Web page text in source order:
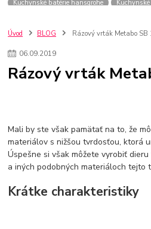
Kuchynské batérie hansgrohe
kuchynské batérie sagittarius
kuchynské
kuchynské drezy sety
kúpelňové batérie
vodovodné batérie do
Umývadlá
Rohové umývadlá
Zlaté
Zápustné umývadlá
sprchový záves
čierna kúpelňová batéria
vaňa retro
retro kúpeľne
Nákup tovaru pre firmy bez
Ako znížiť náklady
Ako znížiť náklady na
Úvod BLOG Rázový vrták Metabo SB
06.09.2019
Rázový vrták
Mali by ste však pamätať na to, že
materiálov s nižšou tvrdosťou, ktorá
Úspešne si však môžete vyrobiť
a iných podobných materiáloch tejto
Krátke charakteristiky